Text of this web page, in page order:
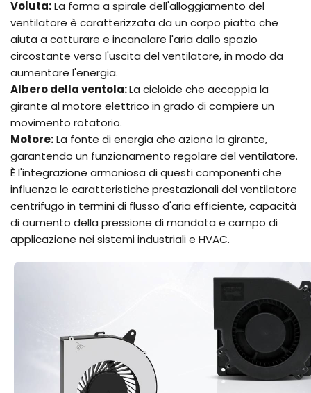
Voluta:La forma a spirale dell'alloggiamento del
ventilatore è caratterizzata da un corpo piatto che
aiuta a catturare e incanalare l'aria dallo spazio
circostante verso l'uscita del ventilatore, in modo da
aumentare l'energia.
Albero della ventola:La cicloide che accoppia la
girante al motore elettrico in grado di compiere un
movimento rotatorio.
Motore:La fonte di energia che aziona la girante,
garantendo un funzionamento regolare del ventilatore.
È l'integrazione armoniosa di questi componenti che
influenza le caratteristiche prestazionali del ventilatore
centrifugo in termini di flusso d'aria efficiente, capacità
di aumento della pressione di mandata e campo di
applicazione nei sistemi industriali e HVAC.